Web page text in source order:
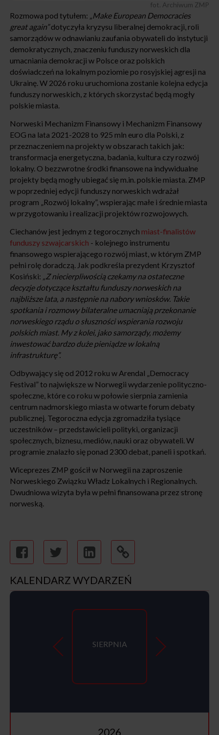
fot. Archiwum ZMP
Rozmowa pod tytułem: „Make European Democracies
great again”dotyczyła kryzysu liberalnej demokracji, roli
samorządów w odnawianiu zaufania obywateli do instytucji
demokratycznych, znaczeniu funduszy norweskich dla
umacniania demokracji w Polsce oraz polskich
doświadczeń na lokalnym poziomie po rosyjskiej agresji na
Ukrainę. W 2026 roku uruchomiona zostanie kolejna edycja
funduszy norweskich, z których skorzystać będą mogły
polskie miasta.
Norweski Mechanizm Finansowy i Mechanizm Finansowy
EOG na lata 2021-2028 to 925 mln euro dla Polski, z
przeznaczeniem na projekty w obszarach takich jak:
transformacja ener­getyczna, badania, kultura czy rozwój
lokalny. O bezzwrotne środki finansowe na indywidualne
projekty będą mogły ubiegać się m.in. polskie miasta. ZMP
w poprzedniej edycji funduszy norweskich wdrażał
program „Rozwój lokalny”, wspierając małe i średnie miasta
w przygotowaniu i realizacji projektów rozwojowych.
Ciechanów jest jednym z tegorocznych miast-finalistów
funduszy szwajcarskich - kolejnego instrumentu
finansowego wspierającego rozwój miast, w którym ZMP
pełni rolę doradczą. Jak podkreśla prezydent Krzysztof
Kosiński: „Z niecierpliwością czekamy na ostateczne
decyzje dotyczące kształtu funduszy norweskich na
najbliższe lata, a następnie na nabory wniosków. Takie
spotkania i rozmowy bilateralne umacniają przekonanie
norweskiego rządu o słuszności wspierania rozwoju
polskich miast. My z kolei, jako samorządy, możemy
inwestować bardzo duże pieniądze w lokalną
infrastrukturę”.
Odbywający się od 2012 roku w Arendal „Democracy
Festival” to największe w Norwegii wydarzenie polityczno-
społeczne, które co roku w połowie sierpnia zamienia
centrum nadmorskiego miasta w otwarte forum debaty
publicznej. Tegoroczna edycja zgromadziła tysiące
uczestników – przedstawicieli polityki, organizacji
społecznych, biznesu, mediów, nauki oraz obywateli. W
programie znalazło się ponad 2300 debat, paneli i spotkań.
Wiceprezes ZMP gościł w Norwegii na zaproszenie
Norweskiego Związku Władz Lokalnych i Regionalnych.
Dwudniowa wizyta była w pełni finansowana przez stronę
norweską.
KALENDARZ WYDARZEŃ
SIERPNIA
2026